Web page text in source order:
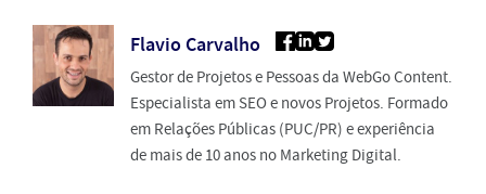
Flavio Carvalho
Gestor de Projetos e Pessoas da WebGo Content.
Especialista em SEO e novos Projetos. Formado
em Relações Públicas (PUC/PR) e experiência
de mais de 10 anos no Marketing Digital.